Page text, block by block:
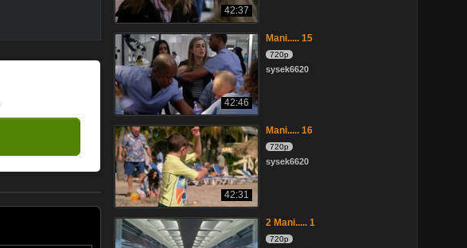
42:37
42:46
Mani..... 15
720p
sysek6620
42:31
Mani..... 16
720p
sysek6620
2 Mani..... 1
720p